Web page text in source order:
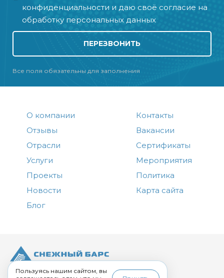
конфиденциальности и даю своё согласие на
обработку персональных данных
ПЕРЕЗВОНИТЬ
Все поля обязательны для заполнения
О компании
Отзывы
Отрасли
Услуги
Проекты
Новости
Блог
Контакты
Вакансии
Сертификаты
Мероприятия
Политика
Карта сайта
+7 (3012) 43-00-00
Пользуясь нашим сайтом, вы